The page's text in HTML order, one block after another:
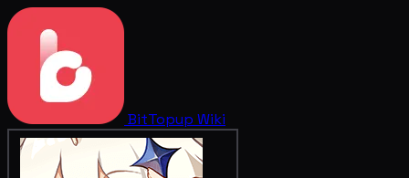
BitTopup Wiki